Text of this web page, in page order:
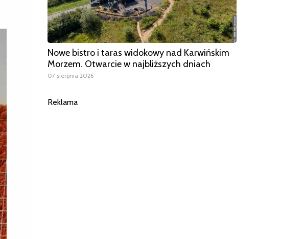
Nowe bistro i taras widokowy nad Karwińskim
Morzem. Otwarcie w najbliższych dniach
07 sierpnia 2026
Reklama